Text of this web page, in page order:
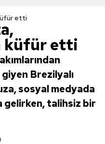
etti
küfür etti
Brezilyalı
sosyal medyada
talihsiz bir